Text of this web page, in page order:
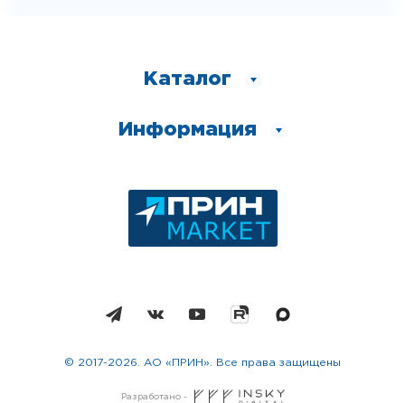
Каталог
Информация
Разработано -
© 2017-2026. АО «ПРИН». Все права защищены